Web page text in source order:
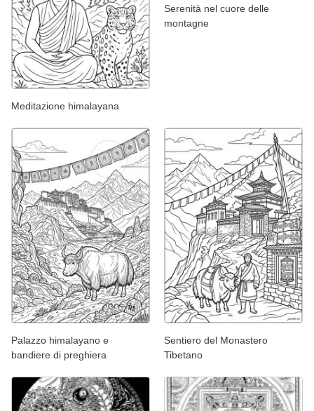
Meditazione himalayana
Serenità nel cuore delle
montagne
Palazzo himalayano e
bandiere di preghiera
Sentiero del Monastero
Tibetano